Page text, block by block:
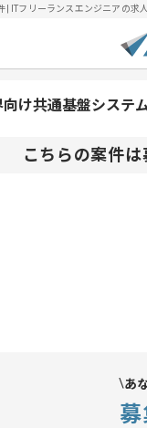
| ITフリーランスエンジニアの
け共通基盤システ
こちらの案件
あ